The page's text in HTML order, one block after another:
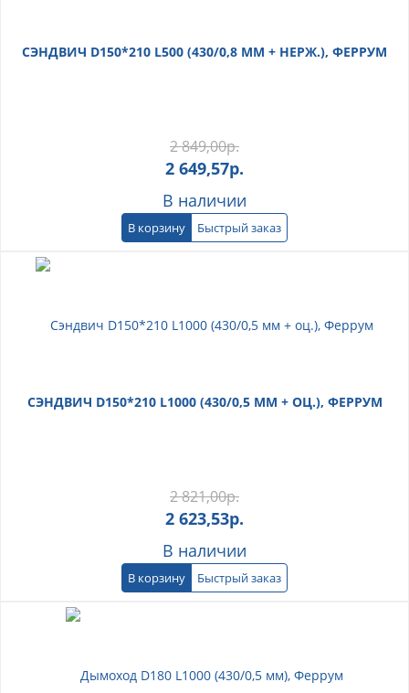
СЭНДВИЧ D150*210 L500 (430/0,8 ММ + НЕРЖ.), ФЕРРУМ
2 849,00р.
2 649,57р.
В наличии
В корзину Быстрый заказ
СЭНДВИЧ D150*210 L1000 (430/0,5 ММ + ОЦ.), ФЕРРУМ
2 821,00р.
2 623,53р.
В наличии
В корзину Быстрый заказ